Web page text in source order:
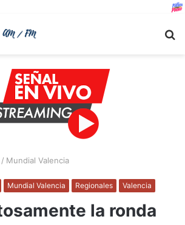
/ Mundial Valencia
Mundial Valencia Regionales Valencia
la ronda